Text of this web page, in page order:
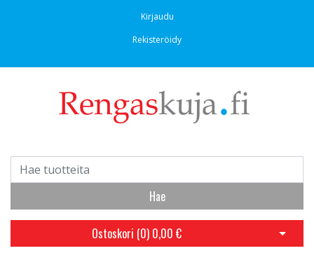
Kirjaudu
Rekisteröidy
Hae
Ostoskori (0) 0,00 € Avaa